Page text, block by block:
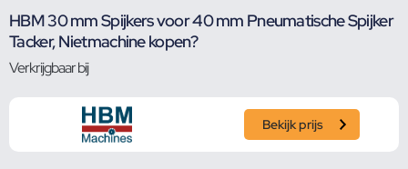
HBM 30 mm Spijkers voor 40 mm Pneumatische Spijker
Tacker, Nietmachine kopen?
Verkrijgbaar bij
Bekijk prijs